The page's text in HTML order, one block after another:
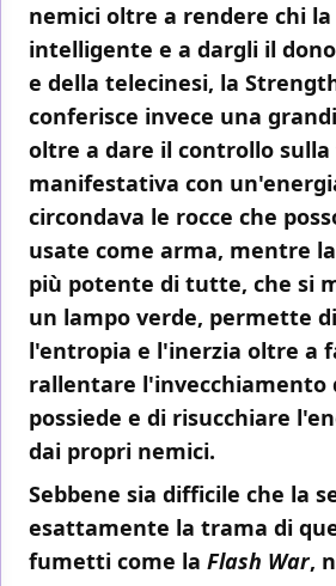
nemici oltre a rendere chi
intelligente e a dargli il
e della telecinesi, la
conferisce invece una
oltre a dare il controllo
manifestativa con
circondava le rocce che
usate come arma, mentre la
più potente di tutte, che si
un lampo verde, permette
l'entropia e l'inerzia oltre a
rallentare l'invecchiamento
possiede e di risucchiare
dai propri nemici.
Sebbene sia difficile che la
esattamente la trama di
fumetti come la Flash War,